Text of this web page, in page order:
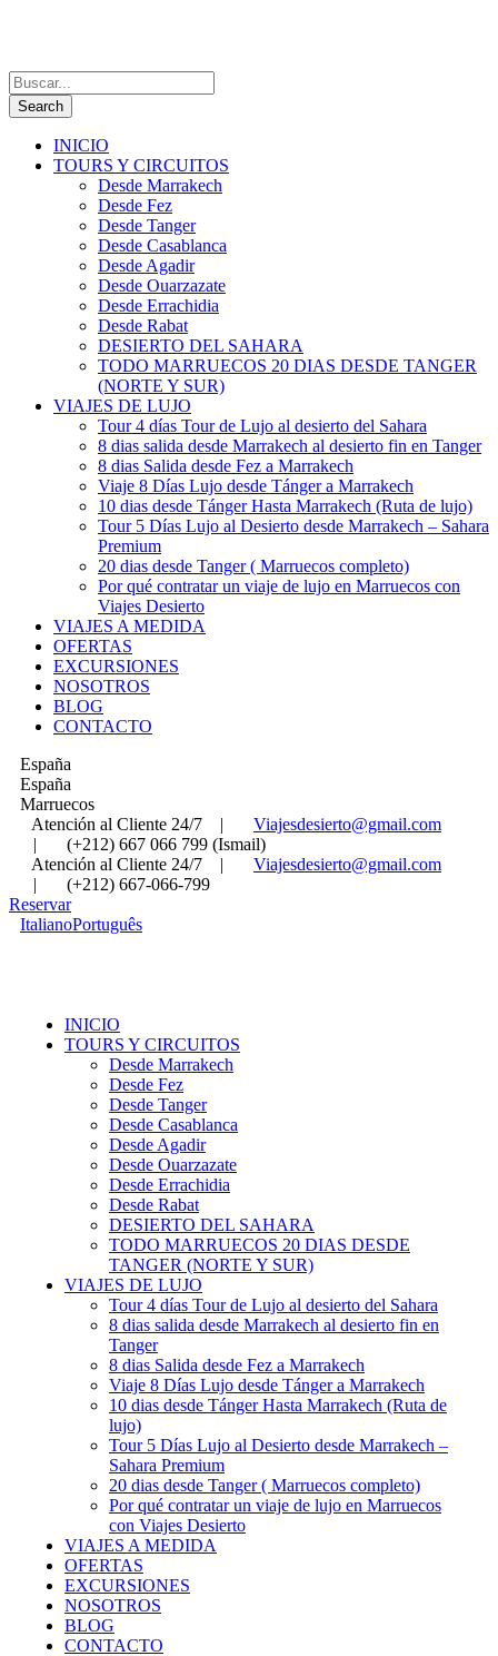
INICIO
TOURS Y CIRCUITOS
Desde Marrakech
Desde Fez
Desde Tanger
Desde Casablanca
Desde Agadir
Desde Ouarzazate
Desde Errachidia
Desde Rabat
DESIERTO DEL SAHARA
TODO MARRUECOS 20 DIAS DESDE TANGER
(NORTE Y SUR)
VIAJES DE LUJO
Tour 4 días Tour de Lujo al desierto del Sahara
8 dias salida desde Marrakech al desierto fin en Tanger
8 dias Salida desde Fez a Marrakech
Viaje 8 Días Lujo desde Tánger a Marrakech
10 dias desde Tánger Hasta Marrakech (Ruta de lujo)
Tour 5 Días Lujo al Desierto desde Marrakech – Sahara
Premium
20 dias desde Tanger ( Marruecos completo)
Por qué contratar un viaje de lujo en Marruecos con
Viajes Desierto
VIAJES A MEDIDA
OFERTAS
EXCURSIONES
NOSOTROS
BLOG
CONTACTO
España
España
Marruecos
Atención al Cliente 24/7
|
Viajesdesierto@gmail.com
|
(+212) 667 066 799 (Ismail)
Atención al Cliente 24/7
|
Viajesdesierto@gmail.com
|
(+212) 667-066-799
Reservar
ItalianoPortuguês
INICIO
TOURS Y CIRCUITOS
Desde Marrakech
Desde Fez
Desde Tanger
Desde Casablanca
Desde Agadir
Desde Ouarzazate
Desde Errachidia
Desde Rabat
DESIERTO DEL SAHARA
TODO MARRUECOS 20 DIAS DESDE
TANGER (NORTE Y SUR)
VIAJES DE LUJO
Tour 4 días Tour de Lujo al desierto del Sahara
8 dias salida desde Marrakech al desierto fin en
Tanger
8 dias Salida desde Fez a Marrakech
Viaje 8 Días Lujo desde Tánger a Marrakech
10 dias desde Tánger Hasta Marrakech (Ruta de
lujo)
Tour 5 Días Lujo al Desierto desde Marrakech –
Sahara Premium
20 dias desde Tanger ( Marruecos completo)
Por qué contratar un viaje de lujo en Marruecos
con Viajes Desierto
VIAJES A MEDIDA
OFERTAS
EXCURSIONES
NOSOTROS
BLOG
CONTACTO